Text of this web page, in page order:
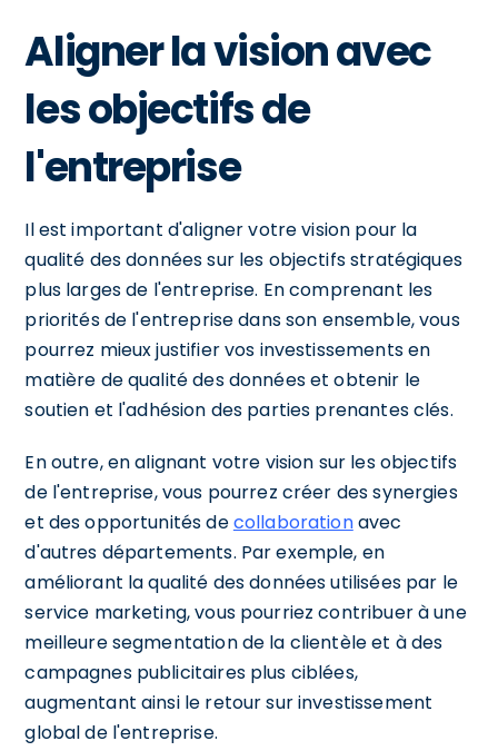
Aligner la vision avec
les objectifs de
l'entreprise
Il est important d'aligner votre vision pour la
qualité des données sur les objectifs stratégiques
plus larges de l'entreprise. En comprenant les
priorités de l'entreprise dans son ensemble, vous
pourrez mieux justifier vos investissements en
matière de qualité des données et obtenir le
soutien et l'adhésion des parties prenantes clés.
En outre, en alignant votre vision sur les objectifs
de l'entreprise, vous pourrez créer des synergies
et des opportunités decollaborationavec
d'autres départements. Par exemple, en
améliorant la qualité des données utilisées par le
service marketing, vous pourriez contribuer à une
meilleure segmentation de la clientèle et à des
campagnes publicitaires plus ciblées,
augmentant ainsi le retour sur investissement
global de l'entreprise.